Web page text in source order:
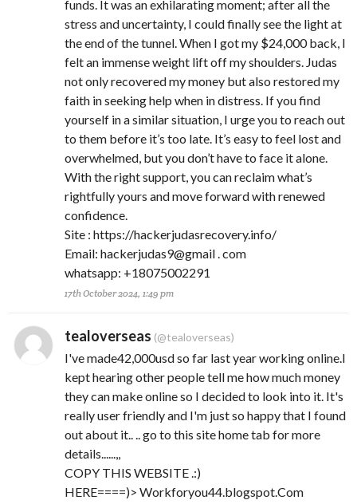
funds. It was an exhilarating moment; after all the
stress and uncertainty, I could finally see the light at
the end of the tunnel. When I got my $24,000 back, I
felt an immense weight lift off my shoulders. Judas
not only recovered my money but also restored my
faith in seeking help when in distress. If you find
yourself in a similar situation, I urge you to reach out
to them before it’s too late. It’s easy to feel lost and
overwhelmed, but you don’t have to face it alone.
With the right support, you can reclaim what’s
rightfully yours and move forward with renewed
confidence.
Site : https://hackerjudasrecovery.info/
Email: hackerjudas9@gmail . com
whatsapp: +18075002291
17th October 2024, 1:49 pm
tealoverseas (@tealoverseas)
I've made42,000usd so far last year working online.I
kept hearing other people tell me how much money
they can make online so I decided to look into it. It's
really user friendly and I'm just so happy that I found
out about it.. .. go to this site home tab for more
details......,,
COPY THIS WEBSITE .:)
HERE====)> Workforyou44.blogspot.Com